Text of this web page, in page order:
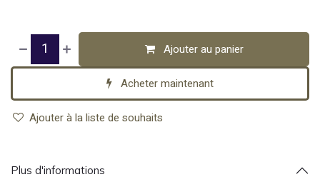
Ajouter au panier
Acheter maintenant
Ajouter à la liste de souhaits
Plus d'informations